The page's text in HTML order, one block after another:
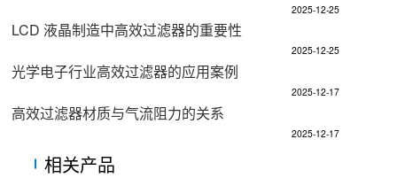
2025-12-25
LCD 液晶制造中高效过滤器的重要性​
2025-12-25
光学电子行业高效过滤器的应用案例​
2025-12-17
高效过滤器材质与气流阻力的关系​
2025-12-17
相关产品